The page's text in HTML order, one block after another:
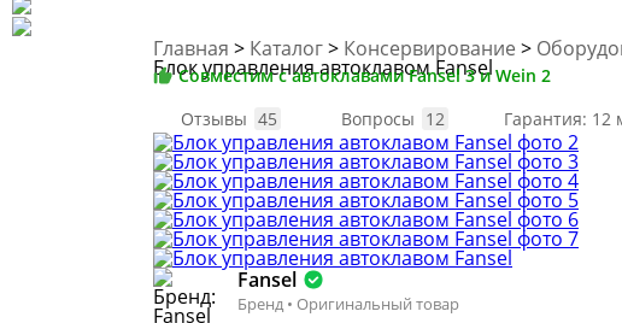
Главная > Каталог> Консервирование >
Блок управления автоклавом Fansel
Совместим с автоклавами Fansel 3 и Wein 2
Отзывы 45 Вопросы 12 Гарантия: 12
Fansel
Бренд • Оригинальный товар